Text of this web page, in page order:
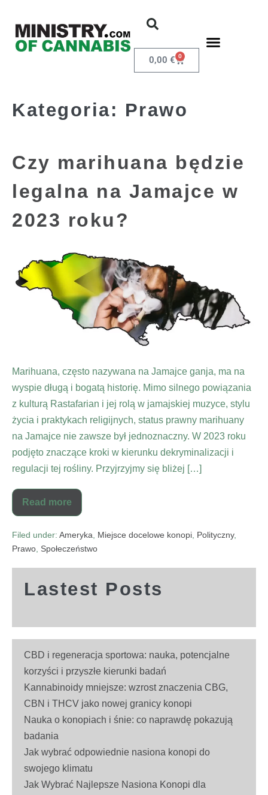
0,00 € 0
Kategoria: Prawo
Czy marihuana będzie
legalna na Jamajce w
2023 roku?
Marihuana, często nazywana na Jamajce ganja, ma na
wyspie długą i bogatą historię. Mimo silnego powiązania
z kulturą Rastafarian i jej rolą w jamajskiej muzyce, stylu
życia i praktykach religijnych, status prawny marihuany
na Jamajce nie zawsze był jednoznaczny. W 2023 roku
podjęto znaczące kroki w kierunku dekryminalizacji i
regulacji tej rośliny. Przyjrzyjmy się bliżej […]
Read more
Filed under: Ameryka, Miejsce docelowe konopi, Polityczny,
Prawo, Społeczeństwo
Lastest Posts
CBD i regeneracja sportowa: nauka, potencjalne
korzyści i przyszłe kierunki badań
Kannabinoidy mniejsze: wzrost znaczenia CBG,
CBN i THCV jako nowej granicy konopi
Nauka o konopiach i śnie: co naprawdę pokazują
badania
Jak wybrać odpowiednie nasiona konopi do
swojego klimatu
Jak Wybrać Najlepsze Nasiona Konopi dla